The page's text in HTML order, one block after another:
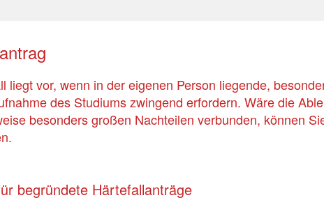
liegt vor, wenn in der eigenen Person liegende,
des Studiums zwingend erfordern. Wäre die
besonders großen Nachteilen verbunden, können
begründete Härtefallanträge